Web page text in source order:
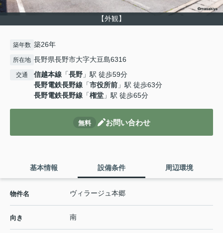
【外観】
築年数 築26年
所在地 長野県長野市大字大豆島6316
交通 信越本線 「長野 」駅 徒歩59分
長野電鉄長野線 「市役所前 」駅 徒歩63分
長野電鉄長野線 「権堂 」駅 徒歩65分
無料 お問い合わせ
基本情報 設備条件 周辺環境
物件名 ヴィラージュ本郷
向き 南